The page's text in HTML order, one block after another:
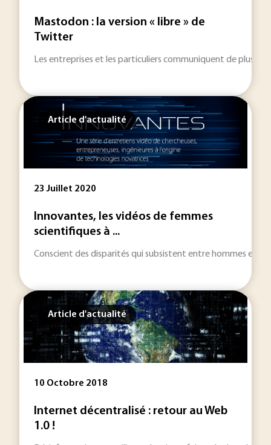
Mastodon : la version « libre » de
Twitter
Les entreprises et les particuliers communiquent de plus
Article d'actualité
23 Juillet 2020
Innovantes, les vidéos de femmes
scientifiques à ...
Conscient des disparités qui subsistent entre hommes et
Article d'actualité
10 Octobre 2018
Internet décentralisé : retour au Web
1.0 !